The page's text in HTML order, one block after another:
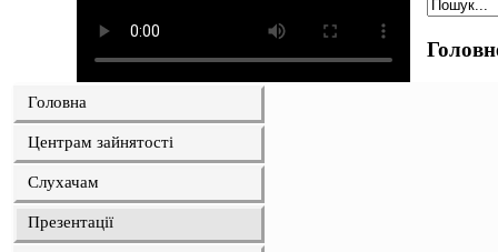
Головна
Центрам зайнятості
Слухачам
Презентації